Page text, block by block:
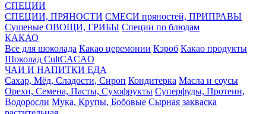
СПЕЦИИ
СПЕЦИИ, ПРЯНОСТИ СМЕСИ пряностей, ПРИПРАВЫ
Сушеные ОВОЩИ, ГРИБЫ Специи по блюдам
КАКАО
Все для шоколада Какао церемонии Кэроб Какао продукты
Шоколад CultCACAO
ЧАИ И НАПИТКИ ЕДА
Сахар, Мёд, Сладости, Сироп Кондитерка Масла и соусы
Орехи, Семена, Пасты, Сухофрукты Суперфуды, Протеин,
Водоросли Мука, Крупы, Бобовые Сырная закваска